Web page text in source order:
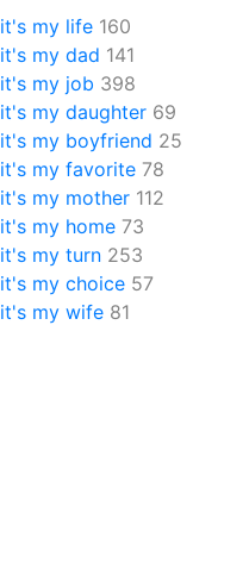
it's my life 160
it's my dad 141
it's my job 398
it's my daughter 69
it's my boyfriend 25
it's my favorite 78
it's my mother 112
it's my home 73
it's my turn 253
it's my choice 57
it's my wife 81